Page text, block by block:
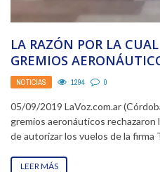
LA RAZÓN POR LA CUAL
GREMIOS
LATAM VUELE ENTRE
MALVINAS
NOTICIAS 1294 0
05/09/2019 LaVoz.com.ar
gremios aeronáuticos rechazaron
de autorizar los vuelos de la firma
LEER MÁS